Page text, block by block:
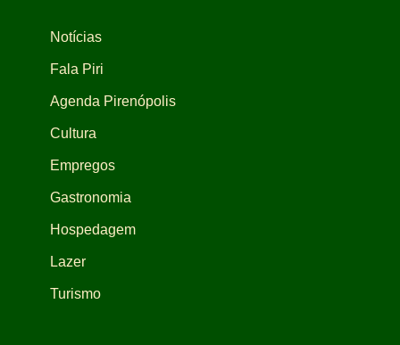
Notícias
Fala Piri
Agenda Pirenópolis
Cultura
Empregos
Gastronomia
Hospedagem
Lazer
Turismo